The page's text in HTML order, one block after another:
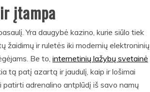
įtampa
Yra daugybė kazino, kurie siūlo tiek
žaidimų ir ruletės iki modernių elektroninių
Be to, internetinių lažybų svetainė
tą patį azartą ir jaudulį, kaip ir lošimai
adrenalino antplūdį iš savo namų